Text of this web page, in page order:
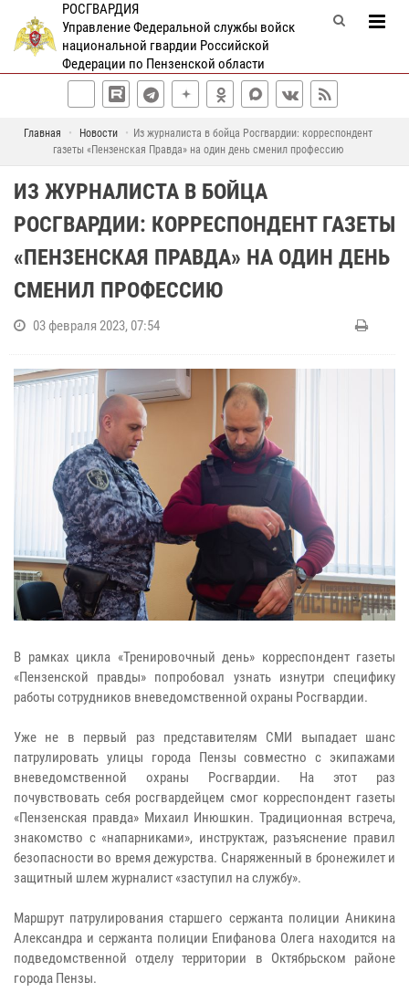
РОСГВАРДИЯ
Управление Федеральной службы войск
национальной гвардии Российской
Федерации по Пензенской области
Главная Новости
Из журналиста в бойца Росгвардии: корреспондент
газеты «Пензенская Правда» на один день сменил профессию
ИЗ ЖУРНАЛИСТА В БОЙЦА
РОСГВАРДИИ: КОРРЕСПОНДЕНТ ГАЗЕТЫ
«ПЕНЗЕНСКАЯ ПРАВДА» НА ОДИН ДЕНЬ
СМЕНИЛ ПРОФЕССИЮ
03 февраля 2023, 07:54
В рамках цикла «Тренировочный день» корреспондент газеты
«Пензенской правды» попробовал узнать изнутри специфику
работы сотрудников вневедомственной охраны Росгвардии.
Уже не в первый раз представителям СМИ выпадает шанс
патрулировать улицы города Пензы совместно с экипажами
вневедомственной охраны Росгвардии. На этот раз
почувствовать себя росгвардейцем смог корреспондент газеты
«Пензенская правда» Михаил Инюшкин. Традиционная встреча,
знакомство с «напарниками», инструктаж, разъяснение правил
безопасности во время дежурства. Снаряженный в бронежилет и
защитный шлем журналист «заступил на службу».
Маршрут патрулирования старшего сержанта полиции Аникина
Александра и сержанта полиции Епифанова Олега находится на
подведомственной отделу территории в Октябрьском районе
города Пензы.